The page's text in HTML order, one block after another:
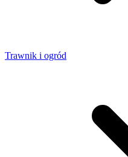
Trawnik i ogród